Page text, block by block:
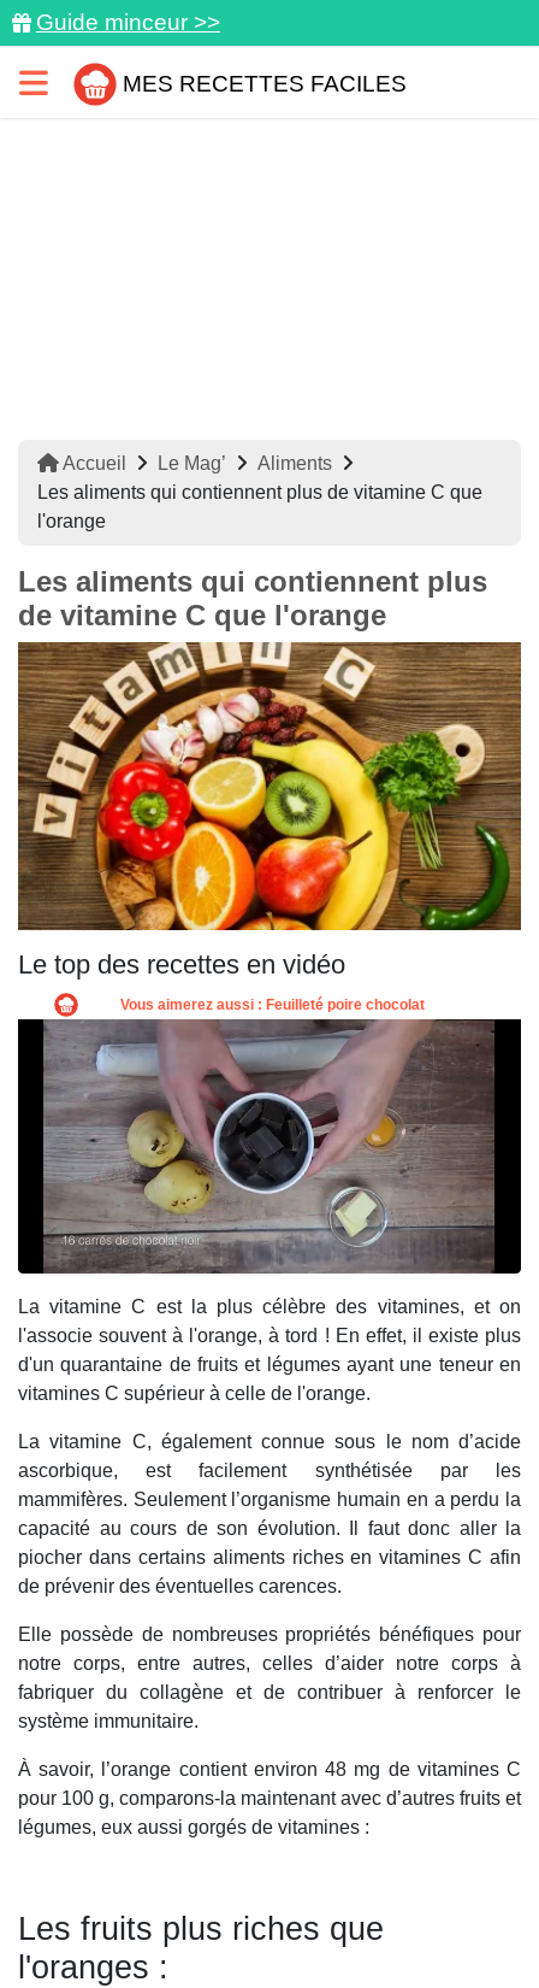
Guide minceur >>
MES RECETTES FACILES
Accueil Le Mag’
Aliments
Les aliments qui contiennent plus de vitamine C que
l'orange
Les aliments qui contiennent plus
de vitamine C que l'orange
Le top des recettes en vidéo
La vitamine C est la plus célèbre des vitamines, et on
l'associe souvent à l'orange, à tord ! En effet, il existe plus
d'un quarantaine de fruits et légumes ayant une teneur en
vitamines C supérieur à celle de l'orange.
La vitamine C, également connue sous le nom d’acide
ascorbique, est facilement synthétisée par les
mammifères. Seulement l’organisme humain en a perdu la
capacité au cours de son évolution. Il faut donc aller la
piocher dans certains aliments riches en vitamines C afin
de prévenir des éventuelles carences.
Elle possède de nombreuses propriétés bénéfiques pour
notre corps, entre autres, celles d’aider notre corps à
fabriquer du collagène et de contribuer à renforcer le
système immunitaire.
À savoir, l’orange contient environ 48 mg de vitamines C
pour 100 g, comparons-la maintenant avec d’autres fruits et
légumes, eux aussi gorgés de vitamines :
Les fruits plus riches que
l'oranges :